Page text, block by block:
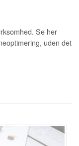
Se her
uden det